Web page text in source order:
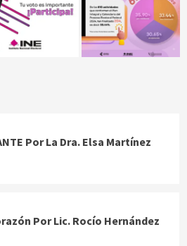
Por La Dra. Elsa Martínez
Por Lic. Rocío Hernández